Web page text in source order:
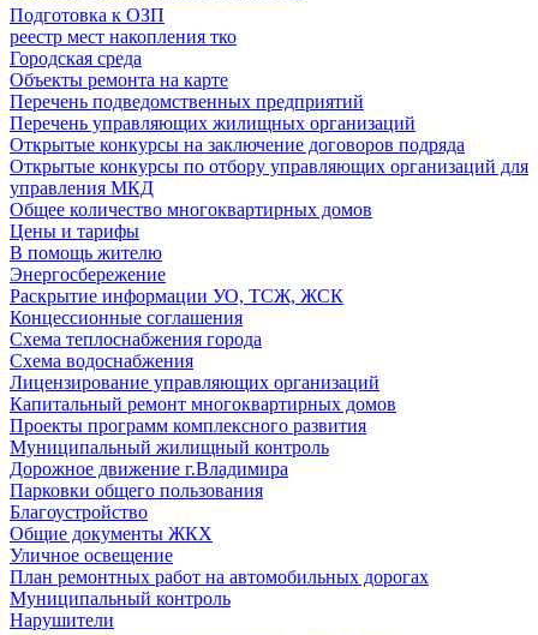
Подготовка к ОЗП
реестр мест накопления тко
Городская среда
Объекты ремонта на карте
Перечень подведомственных предприятий
Перечень управляющих жилищных организаций
Открытые конкурсы на заключение договоров подряда
Открытые конкурсы по отбору управляющих организаций для
управления МКД
Общее количество многоквартирных домов
Цены и тарифы
В помощь жителю
Энергосбережение
Раскрытие информации УО, ТСЖ, ЖСК
Концессионные соглашения
Схема теплоснабжения города
Схема водоснабжения
Лицензирование управляющих организаций
Капитальный ремонт многоквартирных домов
Проекты программ комплексного развития
Муниципальный жилищный контроль
Дорожное движение г.Владимира
Парковки общего пользования
Благоустройство
Общие документы ЖКХ
Уличное освещение
План ремонтных работ на автомобильных дорогах
Муниципальный контроль
Нарушители